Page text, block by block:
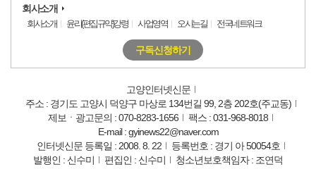
회사소개
회사소개 윤리(편집규약)강령 사업영역 오시는길 전국네트워크
구독신청하기
고양인터넷신문
주소 : 경기도 고양시 덕양구 마상로 134번길 99, 2층 202호(주교동)
제보ㆍ광고문의 : 070-8283-1656
팩스 : 031-968-8018
E-mail : gyinews22@naver.com
인터넷신문 등록일 : 2008. 8. 22
등록번호 : 경기 아 50054호
발행인 : 신수미
편집인 : 신수미 청소년보호책임자 : 조연덕